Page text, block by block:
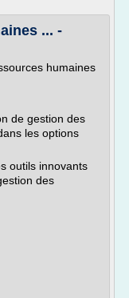
... -
humaines
de gestion des
les options
outils innovants
des